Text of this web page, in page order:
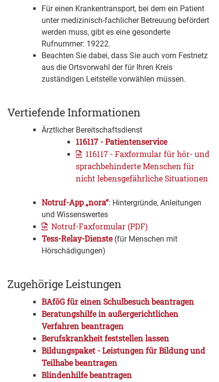
Für einen Krankentransport, bei dem ein Patient
unter medizinisch-fachlicher Betreuung befördert
werden muss, gibt es eine gesonderte
Rufnummer: 19222.
Beachten Sie dabei, dass Sie auch vom Festnetz
aus die Ortsvorwahl der für Ihren Kreis
zuständigen Leitstelle vorwählen müssen.
Vertiefende Informationen
Ärztlicher Bereitschaftsdienst
116117 - Patientenservice
116117 - Faxformular für hör- und
sprachbehinderte Menschen für
nicht lebensgefährliche Situationen
Notruf-App „nora“: Hintergründe, Anleitungen
und Wissenswertes
Notruf-Faxformular (PDF)
Tess-Relay-Dienste(für Menschen mit
Hörschädigungen)
Zugehörige Leistungen
BAföG für einen Schulbesuch beantragen
Beratungshilfe in außergerichtlichen
Verfahren beantragen
Berufskrankheit feststellen lassen
Bildungspaket - Leistungen für Bildung und
Teilhabe beantragen
Blindenhilfe beantragen